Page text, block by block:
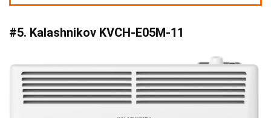
#5. Kalashnikov KVCH-E05M-11